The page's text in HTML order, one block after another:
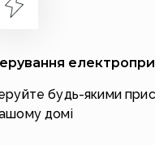
будь-якими
домі